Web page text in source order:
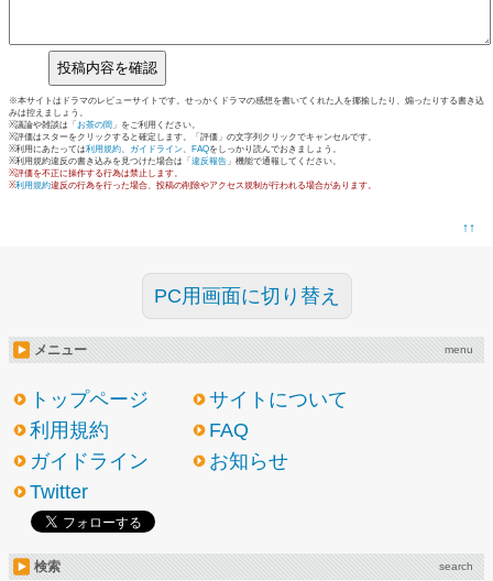
※本サイトはドラマのレビューサイトです。せっかくドラマの感想を書いてくれた人を揶揄したり、煽ったりする書き込
みは控えましょう。
※議論や雑談は「 お茶の間 」をご利用ください。
※評価はスターをクリックすると確定します。「評価」の文字列クリックでキャンセルです。
※利用にあたっては利用規約、 ガイドライン、 FAQをしっかり読んでおきましょう。
※利用規約違反の書き込みを見つけた場合は「 違反報告 」機能で通報してください。
※評価を不正に操作する行為は禁止します。
※利用規約違反の行為を行った場合、投稿の削除やアクセス規制が行われる場合があります。
↑↑
PC用画面に切り替え
メニュー menu
トップページ
サイトについて
利用規約
FAQ
ガイドライン
お知らせ
Twitter
検索 search